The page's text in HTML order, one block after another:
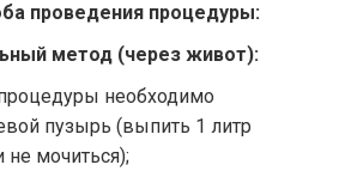
проведения процедуры:
метод (через живот):
необходимо
пузырь (выпить 1 литр
не мочиться);